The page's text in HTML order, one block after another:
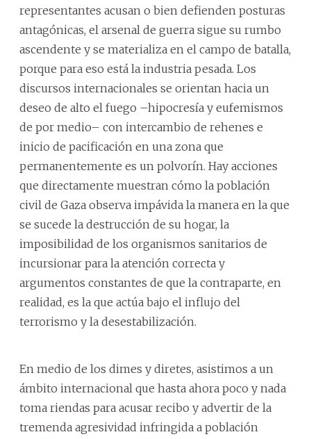
representantes acusan o bien defienden posturas
antagónicas, el arsenal de guerra sigue su rumbo
ascendente y se materializa en el campo de batalla,
porque para eso está la industria pesada. Los
discursos internacionales se orientan hacia un
deseo de alto el fuego –hipocresía y eufemismos
de por medio– con intercambio de rehenes e
inicio de pacificación en una zona que
permanentemente es un polvorín. Hay acciones
que directamente muestran cómo la población
civil de Gaza observa impávida la manera en la que
se sucede la destrucción de su hogar, la
imposibilidad de los organismos sanitarios de
incursionar para la atención correcta y
argumentos constantes de que la contraparte, en
realidad, es la que actúa bajo el influjo del
terrorismo y la desestabilización.
En medio de los dimes y diretes, asistimos a un
ámbito internacional que hasta ahora poco y nada
toma riendas para acusar recibo y advertir de la
tremenda agresividad infringida a población